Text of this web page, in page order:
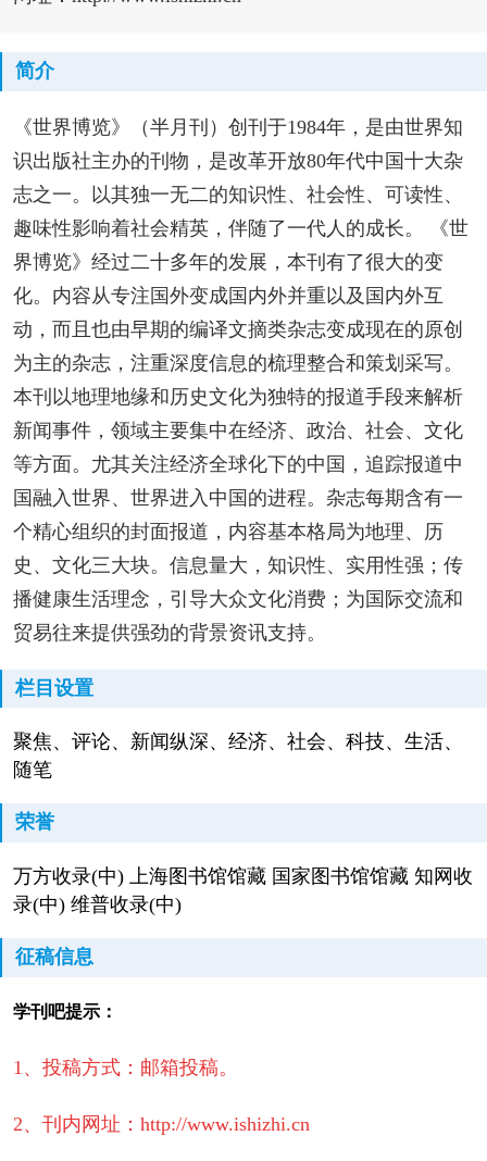
简介
《世界博览》（半月刊）创刊于1984年，是由世界知
识出版社主办的刊物，是改革开放80年代中国十大杂
志之一。以其独一无二的知识性、社会性、可读性、
趣味性影响着社会精英，伴随了一代人的成长。 《世
界博览》经过二十多年的发展，本刊有了很大的变
化。内容从专注国外变成国内外并重以及国内外互
动，而且也由早期的编译文摘类杂志变成现在的原创
为主的杂志，注重深度信息的梳理整合和策划采写。
本刊以地理地缘和历史文化为独特的报道手段来解析
新闻事件，领域主要集中在经济、政治、社会、文化
等方面。尤其关注经济全球化下的中国，追踪报道中
国融入世界、世界进入中国的进程。杂志每期含有一
个精心组织的封面报道，内容基本格局为地理、历
史、文化三大块。信息量大，知识性、实用性强；传
播健康生活理念，引导大众文化消费；为国际交流和
贸易往来提供强劲的背景资讯支持。
栏目设置
聚焦、评论、新闻纵深、经济、社会、科技、生活、
随笔
荣誉
万方收录(中) 上海图书馆馆藏 国家图书馆馆藏 知网收
录(中) 维普收录(中)
征稿信息
学刊吧提示：
1、投稿方式：邮箱投稿。
2、刊内网址：http://www.ishizhi.cn